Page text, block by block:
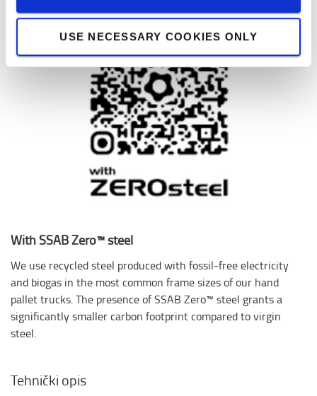
USE NECESSARY COOKIES ONLY
With SSAB Zero™ steel
We use recycled steel produced with fossil-free electricity
and biogas in the most common frame sizes of our hand
pallet trucks. The presence of SSAB Zero™ steel grants a
significantly smaller carbon footprint compared to virgin
steel.
Tehnički opis